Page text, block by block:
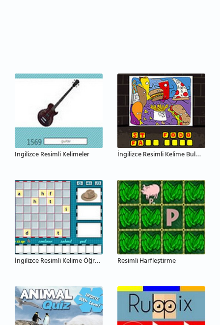
Ingilizce Resimli Kelimeler İngilizce Resimli Kelime Bulmaca
İngilizce Resimli Kelime Öğrenme Resimli Harfleştirme